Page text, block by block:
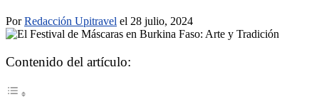
PorRedacción Upitravel el 28 julio, 2024
Contenido del artículo: